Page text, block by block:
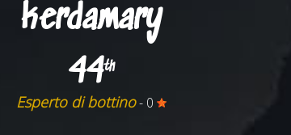
kerdamary
44th
Esperto di bottino- 0